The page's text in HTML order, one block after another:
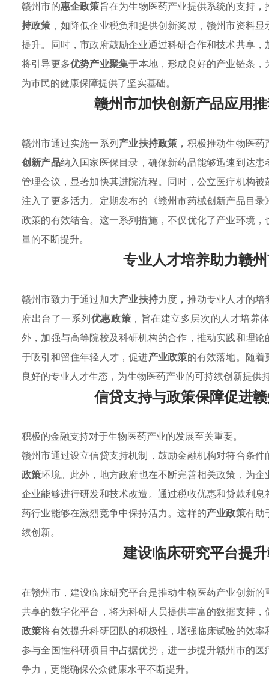
赣州市的惠企政策旨在为生物医药产业提供系统的支持
持政策 ，如降低企业税负和提供创新奖励，赣州市资料
提升。同时，市政府鼓励企业通过科研合作和技术共享
将引导更多优势产业聚集于本地，形成良好的产业链条
为市民的健康保障提供了坚实基础。
赣州市加快创新产品应用
赣州市通过实施一系列产业扶持政策 ，积极推动生物医
创新产品纳入国家医保目录，确保新药品能够迅速到达
管理会议，显著加快其进院流程。同时，公立医疗机构
注入了更多活力。定期发布的《赣州市药械创新产品目
政策的有效结合。这一系列措施，不仅优化了产业环境
量的不断提升。
专业人才培养助力赣
赣州市致力于通过加大产业扶持力度，推动专业人才的
府出台了一系列优惠政策 ，旨在建立多层次的人才培养
外，加强与高等院校及科研机构的合作，推动实践和理
于吸引和留住年轻人才，促进产业政策的有效落地。随
良好的专业人才生态，为生物医药产业的可持续创新提供
信贷支持与政策保障促进
积极的金融支持对于生物医药产业的发展至关重要。
赣州市通过设立信贷支持机制，鼓励金融机构对符合条件
政策环境。此外，地方政府也在不断完善相关政策，为
企业能够进行研发和技术改造。通过税收优惠和贷款利
药行业能够在激烈竞争中保持活力。这样的产业政策有助
续创新。
建设临床研究平台提
在赣州市，建设临床研究平台是推动生物医药产业创新
共享的数字化平台，将为科研人员提供丰富的数据支持
政策将有效提升科研团队的积极性，增强临床试验的效
参与全国性科研项目中占据优势，进一步提升赣州市的
争力，更能确保公众健康水平不断提升。